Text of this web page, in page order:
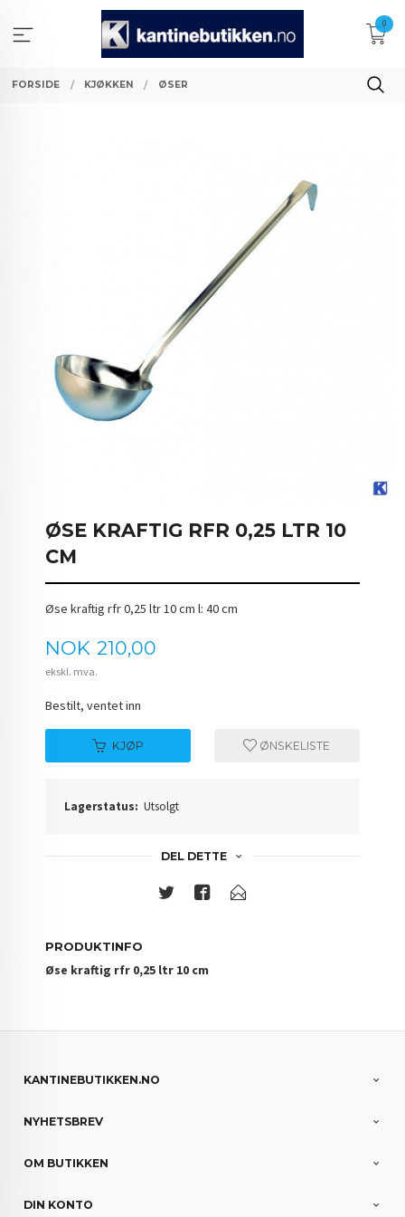
innholdet
0
FORSIDE KJØKKEN ØSER
ØSE KRAFTIG RFR 0,25 LTR 10
CM
Øse kraftig rfr 0,25 ltr 10 cm l: 40 cm
Pris
NOK 210,00
ekskl. mva.
Bestilt, ventet inn
KJØP ØNSKELISTE
Lagerstatus: Utsolgt
DEL DETTE
PRODUKTINFO
Øse kraftig rfr 0,25 ltr 10 cm
KANTINEBUTIKKEN.NO
NYHETSBREV
OM BUTIKKEN
DIN KONTO